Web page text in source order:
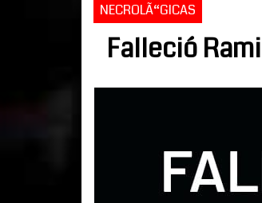
NECROLÃ“GICAS
Falleció